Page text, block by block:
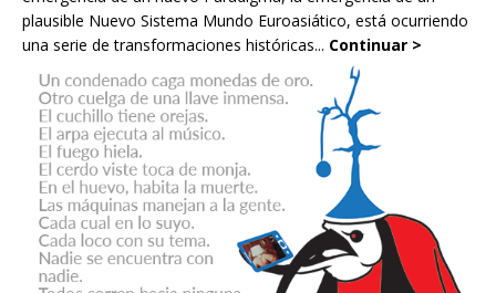
plausible Nuevo Sistema Mundo Euroasiático, está ocurriendo
una serie de transformaciones históricas... Continuar >